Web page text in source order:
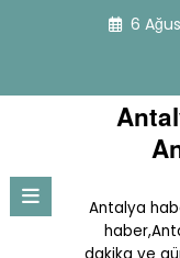
6
Antalya